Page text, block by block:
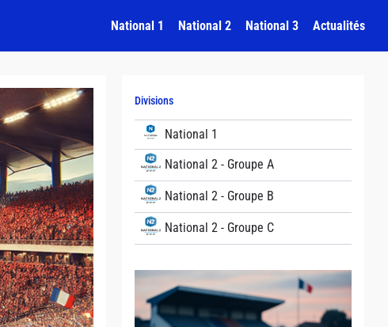
National 1 National 2 National 3 Actualités
Divisions
National 1
National 2 - Groupe A
National 2 - Groupe B
National 2 - Groupe C